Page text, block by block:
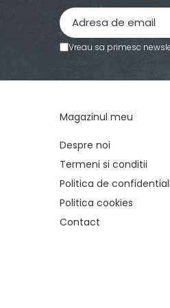
Mandrină cu 3 fălci din otel
Mandrină cu 4 fălci din fontă
Mandrină cu 4 fălci din otel
Standuri pentru strunguri
Dispozitive de prindere pentru
Elemente de prindere mecanică
Fălci pentru PHV / VHV
Mese rotative / mese inclinabile /
Vreau sa primesc
Magazinul meu
Despre noi
Termeni si conditii
Politica de
Politica cookies
Contact